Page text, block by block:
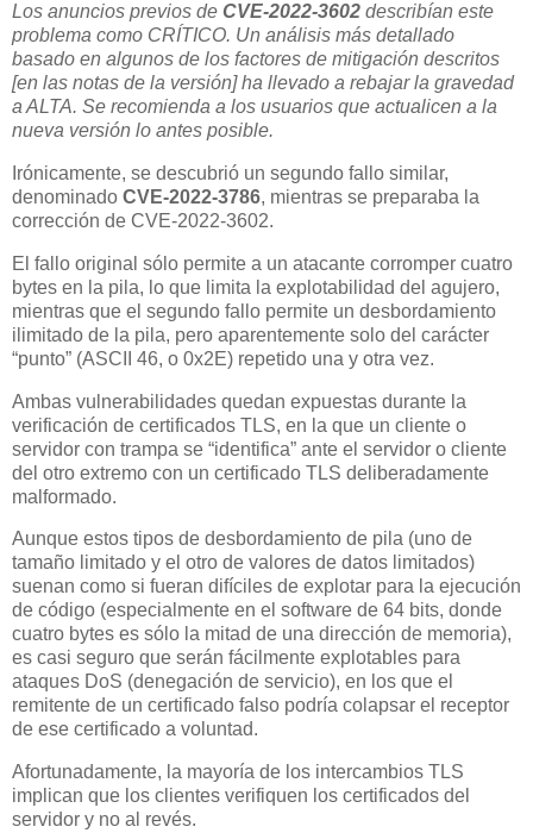
Los anuncios previos de CVE-2022-3602 describían este
problema como CRÍTICO. Un análisis más detallado
basado en algunos de los factores de mitigación descritos
[en las notas de la versión] ha llevado a rebajar la gravedad
a ALTA. Se recomienda a los usuarios que actualicen a la
nueva versión lo antes posible.
Irónicamente, se descubrió un segundo fallo similar,
denominado CVE-2022-3786, mientras se preparaba la
corrección de CVE-2022-3602.
El fallo original sólo permite a un atacante corromper cuatro
bytes en la pila, lo que limita la explotabilidad del agujero,
mientras que el segundo fallo permite un desbordamiento
ilimitado de la pila, pero aparentemente solo del carácter
“punto” (ASCII 46, o 0x2E) repetido una y otra vez.
Ambas vulnerabilidades quedan expuestas durante la
verificación de certificados TLS, en la que un cliente o
servidor con trampa se “identifica” ante el servidor o cliente
del otro extremo con un certificado TLS deliberadamente
malformado.
Aunque estos tipos de desbordamiento de pila (uno de
tamaño limitado y el otro de valores de datos limitados)
suenan como si fueran difíciles de explotar para la ejecución
de código (especialmente en el software de 64 bits, donde
cuatro bytes es sólo la mitad de una dirección de memoria),
es casi seguro que serán fácilmente explotables para
ataques DoS (denegación de servicio), en los que el
remitente de un certificado falso podría colapsar el receptor
de ese certificado a voluntad.
Afortunadamente, la mayoría de los intercambios TLS
implican que los clientes verifiquen los certificados del
servidor y no al revés.